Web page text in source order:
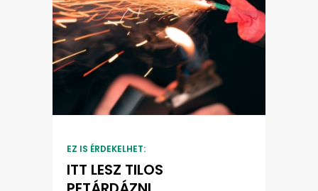
EZ IS ÉRDEKELHET:
ITT LESZ TILOS